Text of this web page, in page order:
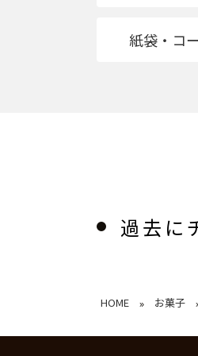
紙袋・コ
過去に
HOME » お菓子